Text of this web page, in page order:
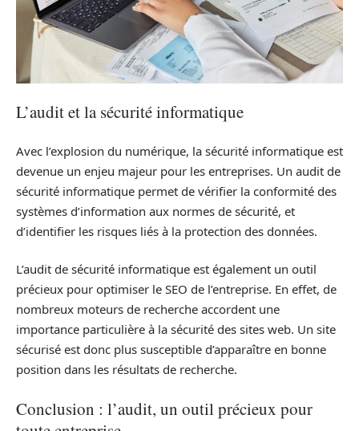
L’audit et la sécurité informatique
Avec l’explosion du numérique, la sécurité informatique est
devenue un enjeu majeur pour les entreprises. Un audit de
sécurité informatique permet de vérifier la conformité des
systèmes d’information aux normes de sécurité, et
d’identifier les risques liés à la protection des données.
L’audit de sécurité informatique est également un outil
précieux pour optimiser le SEO de l’entreprise. En effet, de
nombreux moteurs de recherche accordent une
importance particulière à la sécurité des sites web. Un site
sécurisé est donc plus susceptible d’apparaître en bonne
position dans les résultats de recherche.
Conclusion : l’audit, un outil précieux pour